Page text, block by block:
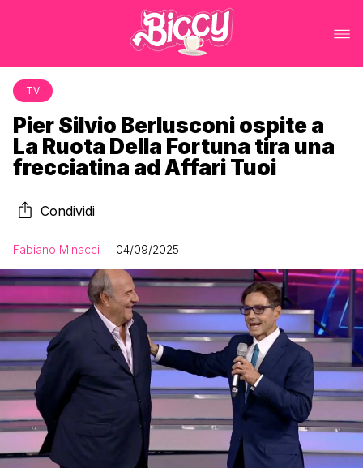
TV
Pier Silvio Berlusconi ospite a
La Ruota Della Fortuna tira una
frecciatina ad Affari Tuoi
Condividi
Fabiano Minacci 04/09/2025